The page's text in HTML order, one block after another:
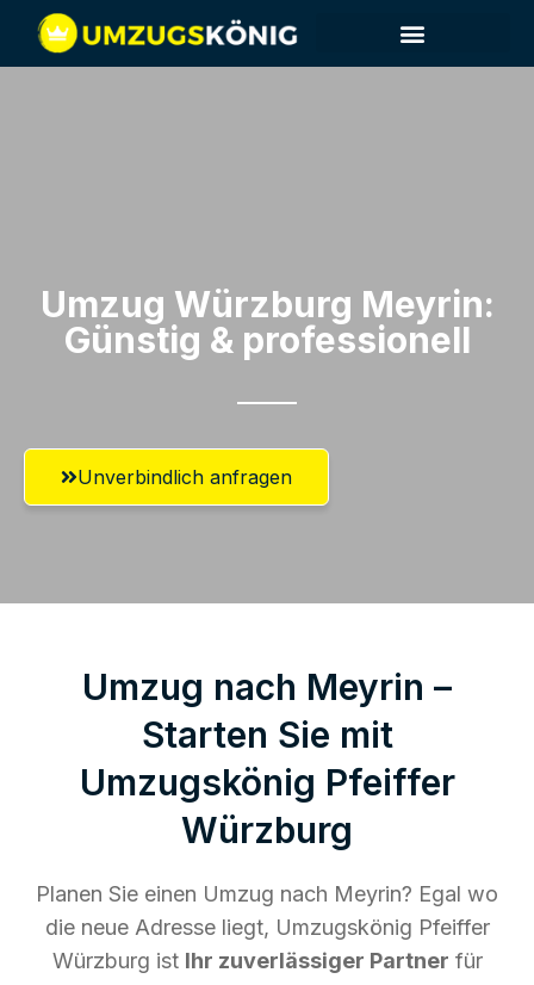
Umzug Würzburg​ Meyrin:
Günstig & professionell​
Unverbindlich anfragen
Umzug nach Meyrin –
Starten Sie mit
Umzugskönig Pfeiffer
Würzburg
Planen Sie einen Umzug nach Meyrin? Egal wo
die neue Adresse liegt, Umzugskönig Pfeiffer
Würzburg ist Ihr zuverlässiger Partner für